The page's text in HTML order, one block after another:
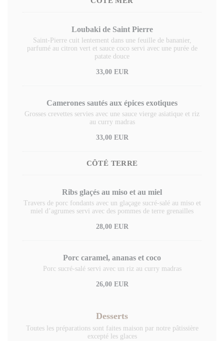
Loubaki de Saint Pierre
Saint-Pierre cuit lentement dans une feuille de bananier,
parfumé au citron vert et sauce coco servi avec une purée de
patate douce
33,00 EUR
Camerones sautés aux épices exotiques
Grosses crevettes servies avec une sauce vierge asiatique et riz
au curry madras
33,00 EUR
CÔTÉ TERRE
Ribs glaçés au miso et au miel
Travers de porc fondants avec un glaçage sucré-salé au miso et
miel d’agrumes servi avec des pommes de terre grenailles
28,00 EUR
Porc caramel, ananas et coco
Porc sucré-salé servi avec un riz au curry madras
26,00 EUR
Desserts
Toutes les préparations sont faites maison par notre pâtissière
excepté les glaces